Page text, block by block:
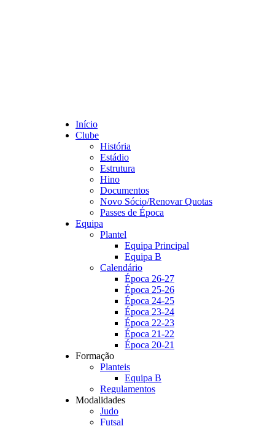
Início
Clube
História
Estádio
Estrutura
Hino
Documentos
Novo Sócio/Renovar Quotas
Passes de Época
Equipa
Plantel
Equipa Principal
Equipa B
Calendário
Época 26-27
Época 25-26
Época 24-25
Época 23-24
Época 22-23
Época 21-22
Época 20-21
Formação
Planteis
Equipa B
Regulamentos
Modalidades
Judo
Futsal